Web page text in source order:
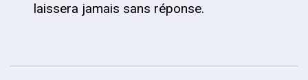
laissera jamais sans réponse.